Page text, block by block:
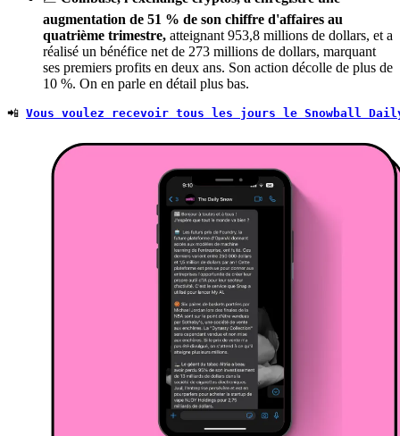
augmentation de 51 % de son chiffre d'affaires au
quatrième trimestre, atteignant 953,8 millions de dollars, et a
réalisé un bénéfice net de 273 millions de dollars, marquant
ses premiers profits en deux ans. Son action décolle de plus de
10 %. On en parle en détail plus bas.
📲 Vous voulez recevoir tous les jours le Snowball